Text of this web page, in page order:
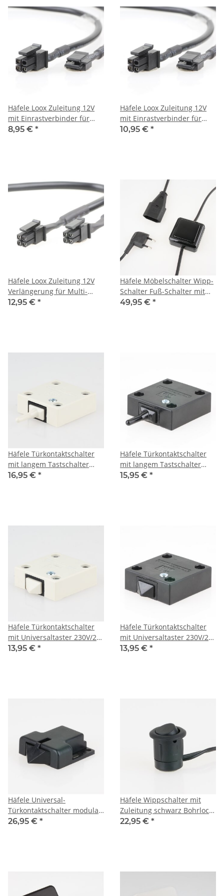
Häfele Loox Zuleitung 12V
mit Einrastverbinder für
modulare Schalter 1m
8,95 € *
Häfele Loox Zuleitung 12V
mit Einrastverbinder für
modulare Schalter 2m
10,95 € *
Häfele Loox Zuleitung 12V
Verlängerung für Multi-
Boxen zum Schaltereingang
12,95 € *
Häfele Möbelschalter Wipp-
Schalter Fuß-Schalter mit
Euro-Flachstecker, Euro-
49,95 € *
Häfele Türkontaktschalter
mit langem Tastschalter
230V/2A elfenbein
16,95 € *
Häfele Türkontaktschalter
mit langem Tastschalter
230V/2A schwarz
15,95 € *
Häfele Türkontaktschalter
mit Universaltaster 230V/2A
elfenbein
13,95 € *
Häfele Türkontaktschalter
mit Universaltaster 230V/2A
schwarz
13,95 € *
Häfele Universal-
Türkontaktschalter modular
für Einrastverbinder 12-24V
26,95 € *
Häfele Wippschalter mit
Zuleitung schwarz Bohrloch
12mm 12-24V
22,95 € *